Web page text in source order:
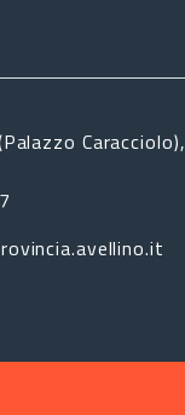
Caracciolo),